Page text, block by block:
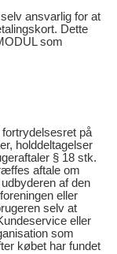
ansvarlig for at
Dette
som
på
holddeltagelser
§ 18 stk.
aftale om
af den
eller
selv at
eller
som
købet har fundet